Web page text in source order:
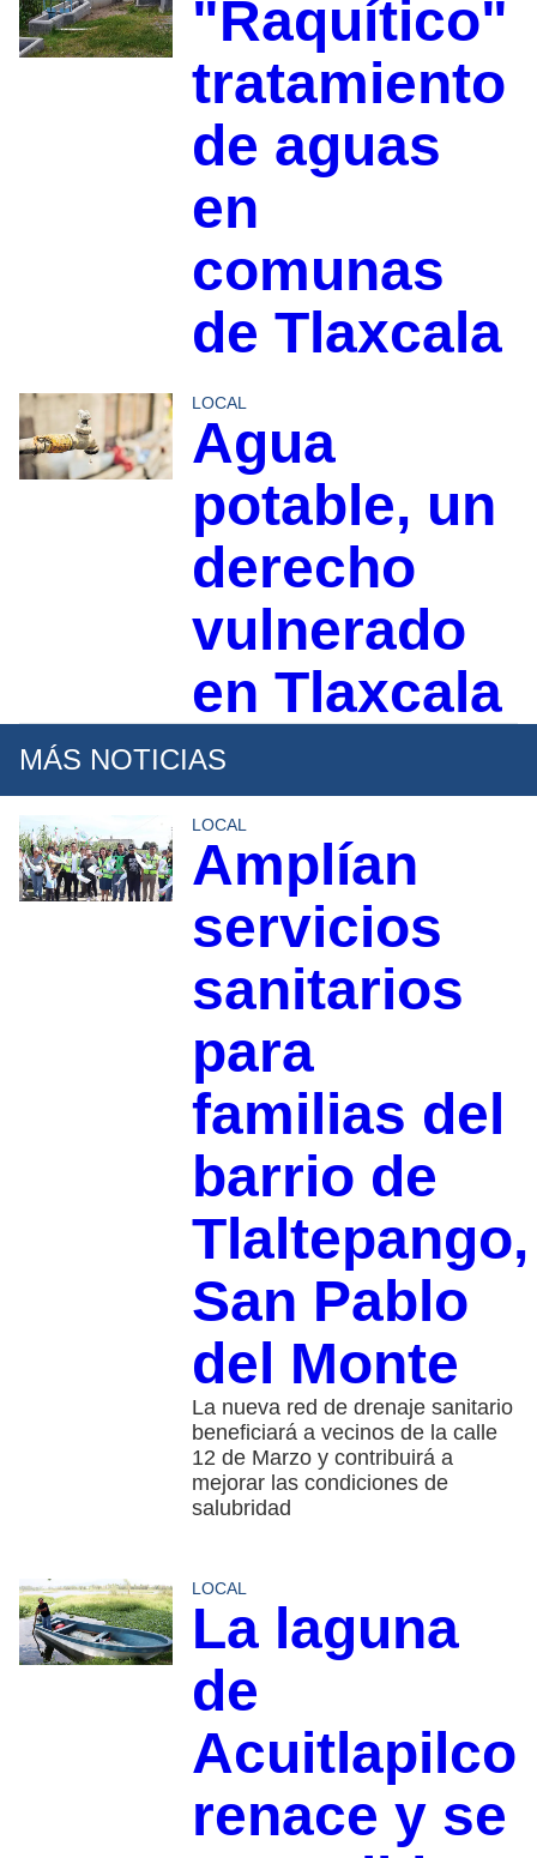
"Raquítico"
tratamiento
de aguas
en
comunas
de Tlaxcala
LOCAL
Agua
potable, un
derecho
vulnerado
en Tlaxcala
MÁS NOTICIAS
LOCAL
Amplían
servicios
sanitarios
para
familias del
barrio de
Tlaltepango,
San Pablo
del Monte
La nueva red de drenaje sanitario
beneficiará a vecinos de la calle
12 de Marzo y contribuirá a
mejorar las condiciones de
salubridad
LOCAL
La laguna
de
Acuitlapilco
renace y se